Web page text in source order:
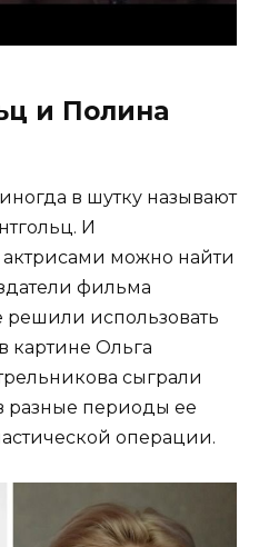
и Полина
в шутку называют
И
можно найти
фильма
использовать
картине Ольга
сыграли
разные периоды ее
операции.